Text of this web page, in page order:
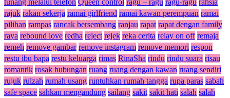
rajuk rakan sekerja ramai girlfriend ramai kawan perempuan ramai
pilihan rampas rancak bersembang ranjau rapat rapat dengan family
raya rebound love redha reject rejek reka cerita relay on off remaja
remeh remove gambar remove instagram remove memori respon
restu ibu bapa restu keluarga rimas RinaSha rindu rindu suara risau
romantik rosak hubungan ruang ruang dengan kawan ruang sendiri
rujuk rulzah rumah usang runtuhkan rumah tangga rupa paras sabah
safe space sahkan mengandung sailang sakit sakit hati salah salah